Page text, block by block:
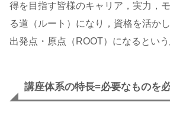
得を目指す皆様のキャリア，実力，
る道（ルート）になり，資格を活か
出発点・原点（ROOT）になるという
講座体系の特長=必要なものを